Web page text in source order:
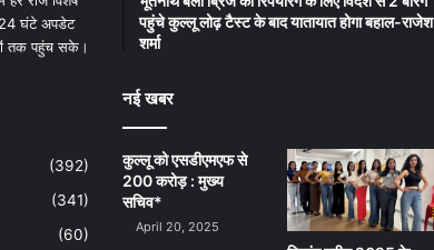
24 घंटे अपडेट
तक पहुंच सके।
(392)
(341)
(60)
पहुंचे कुल्लू लोढ़ टैस्ट के बाद यातायात होगा बहाल-राजेश
शर्मा
नई खबर
कुल्लू को एसडीएमएफ से
200 करोड़ : मुख्य
सचिव*
April 20, 2025